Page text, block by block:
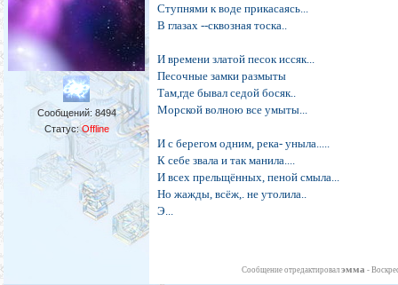
Сообщений: 8494
Статус:Offline
Ступнями к воде прикасаясь...
В глазах --сквозная тоска..
И времени златой песок иссяк...
Песочные замки размыты
Там,где бывал седой босяк..
Морской волною все умыты...
И с берегом одним, река- уныла.....
К себе звала и так манила....
И всех прельщённых, пеной смыла...
Но жажды, всёж,. не утолила..
Э...
Сообщение отредактировалэмма -